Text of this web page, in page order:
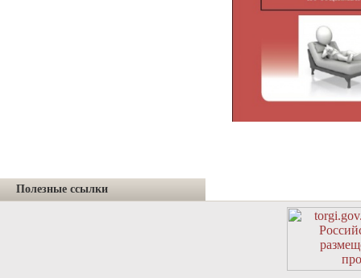
Полезные ссылки